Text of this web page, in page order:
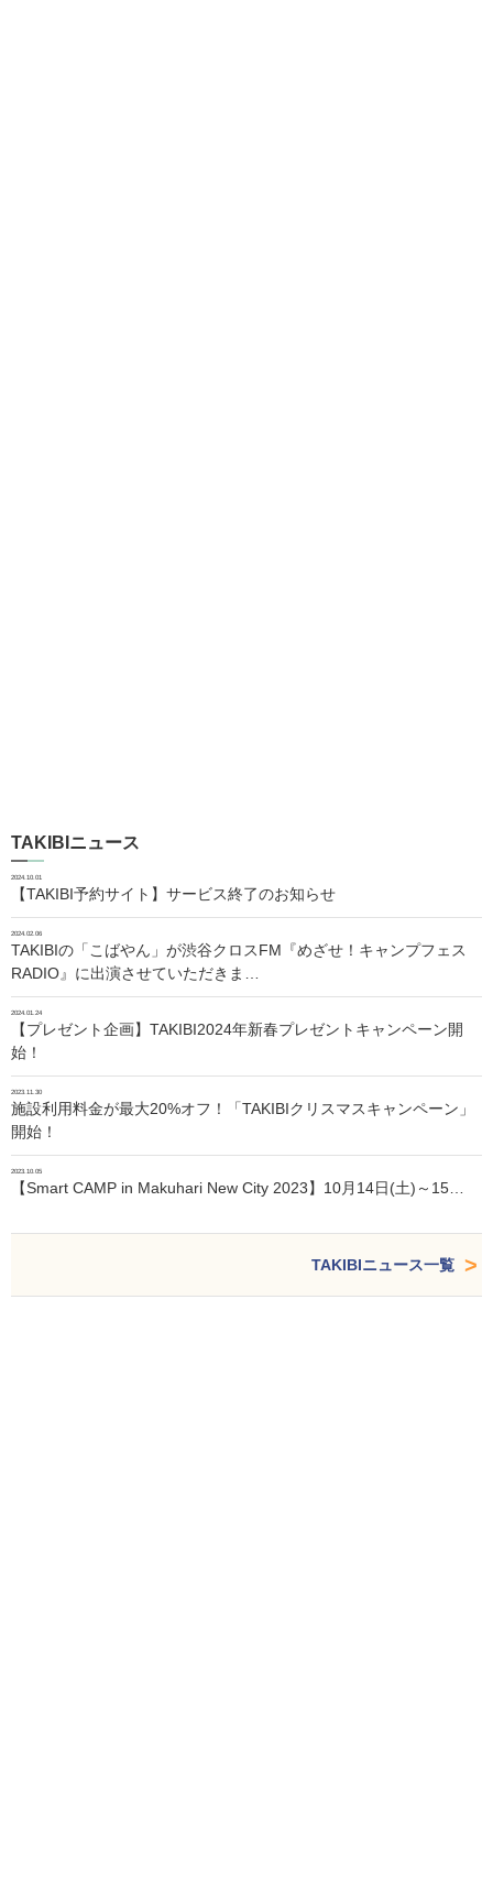
TAKIBIニュース
2024.10.01
【TAKIBI予約サイト】サービス終了のお知らせ
2024.02.06
TAKIBIの「こばやん」が渋谷クロスFM『めざせ！キャンプフェス
RADIO』に出演させていただきま…
2024.01.24
【プレゼント企画】TAKIBI2024年新春プレゼントキャンペーン開
始！
2023.11.30
施設利用料金が最大20%オフ！「TAKIBIクリスマスキャンペーン」
開始！
2023.10.05
【Smart CAMP in Makuhari New City 2023】10月14日(土)～15…
TAKIBIニュース一覧